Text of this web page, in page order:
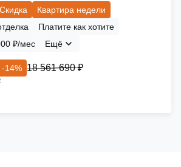
Скидка
Квартира недели
Платите как хотите
₽/мес
Ещё
-14% 18 561 690 ₽